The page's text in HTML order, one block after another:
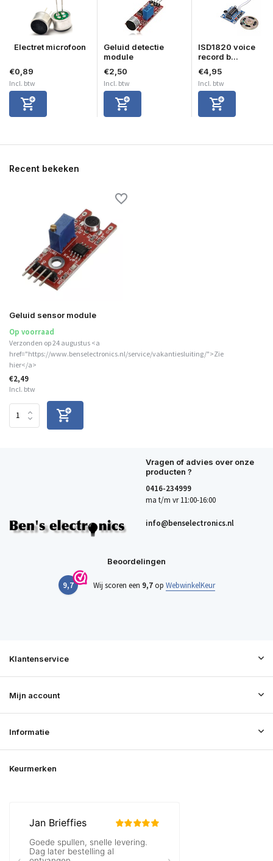
Electret microfoon
€0,89
Incl. btw
Geluid detectie
module
€2,50
Incl. btw
ISD1820 voice
record b...
€4,95
Incl. btw
Recent bekeken
Geluid sensor module
Op voorraad
Verzonden op 24 augustus <a
href="https://www.benselectronics.nl/service/vakantiesluiting/">Zie
hier</a>
€2,49
Incl. btw
Vragen of advies over onze
producten ?
0416-234999
ma t/m vr 11:00-16:00
info@benselectronics.nl
Beoordelingen
9,7 Wij scoren een 9,7op WebwinkelKeur
Klantenservice
Mijn account
Informatie
Keurmerken